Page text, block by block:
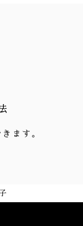
ます。